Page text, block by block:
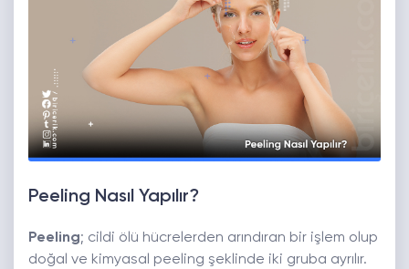
Peeling Nasıl Yapılır?
Peeling; cildi ölü hücrelerden arındıran bir işlem olup
doğal ve kimyasal peeling şeklinde iki gruba ayrılır.